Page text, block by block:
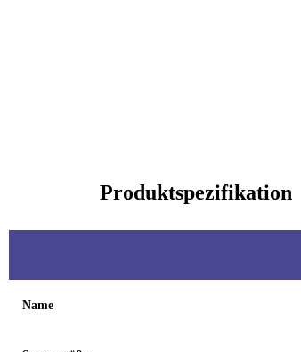
Produktspezifikation
Name